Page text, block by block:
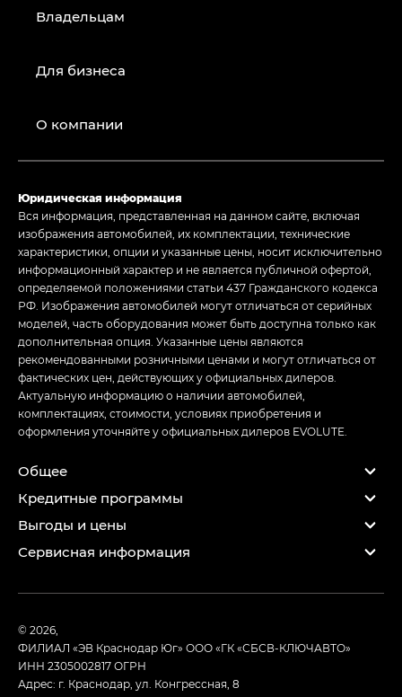
Владельцам
Для бизнеса
О компании
Юридическая информация
Вся информация, представленная на данном сайте, включая
изображения автомобилей, их комплектации, технические
характеристики, опции и указанные цены, носит исключительно
информационный характер и не является публичной офертой,
определяемой положениями статьи 437 Гражданского кодекса
РФ. Изображения автомобилей могут отличаться от серийных
моделей, часть оборудования может быть доступна только как
дополнительная опция. Указанные цены являются
рекомендованными розничными ценами и могут отличаться от
фактических цен, действующих у официальных дилеров.
Актуальную информацию о наличии автомобилей,
комплектациях, стоимости, условиях приобретения и
оформления уточняйте у официальных дилеров EVOLUTE.
Общее
Кредитные программы
Выгоды и цены
Сервисная информация
© 2026,
ФИЛИАЛ «ЭВ Краснодар Юг» ООО «ГК «СБСВ-КЛЮЧАВТО»
ИНН 2305002817ОГРН
Адрес: г. Краснодар, ул. Конгрессная, 8